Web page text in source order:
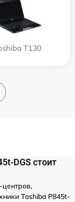
T130
DGS стоит
Toshiba P845t-